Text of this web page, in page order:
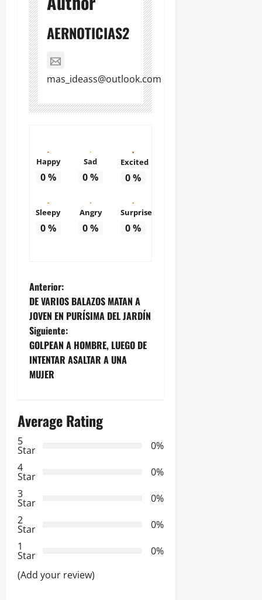
AERNOTICIAS2
mas_ideass@outlook.com
Happy
0%
Sad
0%
Excited
0%
Sleepy
0%
Angry
0%
Surprise
0%
N
a
v
e
a
i
ó
n
d
e
e
Anterior:
DE VARIOS BALAZOS MATAN A
JOVEN EN PURÍSIMA DEL JARDÍN
Siguiente:
GOLPEAN A HOMBRE, LUEGO DE
INTENTAR ASALTAR A UNA
MUJER
Average Rating
5
Star
0%
4
Star
0%
3
Star
0%
2
Star
0%
1
Star
0%
(Add your review)